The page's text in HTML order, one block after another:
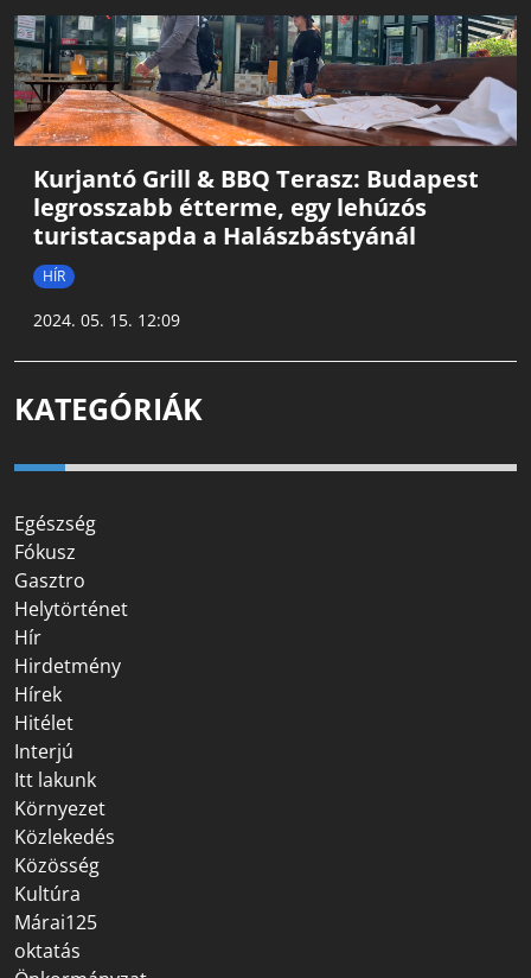
Kurjantó Grill & BBQ Terasz: Budapest
legrosszabb étterme, egy lehúzós
turistacsapda a Halászbástyánál
HÍR
2024. 05. 15. 12:09
KATEGÓRIÁK
Egészség
Fókusz
Gasztro
Helytörténet
Hír
Hirdetmény
Hírek
Hitélet
Interjú
Itt lakunk
Környezet
Közlekedés
Közösség
Kultúra
Márai125
oktatás